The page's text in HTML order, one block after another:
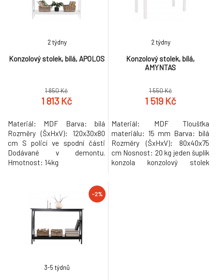
část poličky: 5,5 cm Nosnost:
Konzolový stolek, bílá, APOLOS
2 týdny
1 850 Kč
1 813 Kč
Materiál: MDF Barva: bílá
Rozměry (ŠxHxV): 120x30x80
cm S policí ve spodní části
Dodávané v demontu.
Hmotnost: 14kg
Konzolový stolek, bílá,
AMYNTAS
2 týdny
1 550 Kč
1 519 Kč
Materiál: MDF Tloušťka
materiálu: 15 mm Barva: bílá
Rozměry (ŠxHxV): 80x40x75
cm Nosnost: 20 kg jeden šuplík
konzola konzolový stolek
-2%
3-5 týdnů